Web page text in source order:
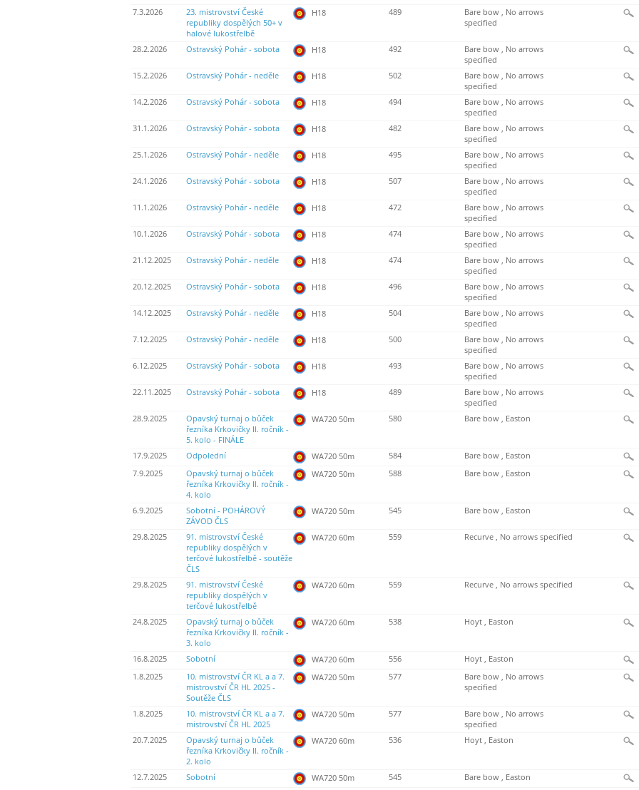
7.3.2026
23. mistrovství České
republiky dospělých 50+ v
halové lukostřelbě
H18 489
Bare bow , No arrows
specified
28.2.2026 Ostravský Pohár - sobota H18 492
Bare bow , No arrows
specified
15.2.2026
Ostravský Pohár - neděle H18 502
Bare bow , No arrows
specified
14.2.2026
Ostravský Pohár - sobota H18 494
Bare bow , No arrows
specified
31.1.2026
Ostravský Pohár - sobota H18 482
Bare bow , No arrows
specified
25.1.2026
Ostravský Pohár - neděle H18 495
Bare bow , No arrows
specified
24.1.2026
Ostravský Pohár - sobota H18 507
Bare bow , No arrows
specified
11.1.2026
Ostravský Pohár - neděle H18 472
Bare bow , No arrows
specified
10.1.2026
Ostravský Pohár - sobota H18 474
Bare bow , No arrows
specified
21.12.2025
Ostravský Pohár - neděle H18 474
Bare bow , No arrows
specified
20.12.2025
Ostravský Pohár - sobota H18 496
Bare bow , No arrows
specified
14.12.2025
Ostravský Pohár - neděle H18 504
Bare bow , No arrows
specified
7.12.2025
Ostravský Pohár - neděle H18 500
Bare bow , No arrows
specified
6.12.2025
Ostravský Pohár - sobota H18 493
Bare bow , No arrows
specified
22.11.2025
Ostravský Pohár - sobota H18 489
Bare bow , No arrows
specified
28.9.2025
Opavský turnaj o bůček
řezníka Krkovičky II. ročník -
5. kolo - FINÁLE
WA720 50m 580 Bare bow , Easton
17.9.2025 Odpolední WA720 50m 584
Bare bow , Easton
7.9.2025
Opavský turnaj o bůček
řezníka Krkovičky II. ročník -
4. kolo
WA720 50m 588 Bare bow , Easton
6.9.2025
Sobotní - POHÁROVÝ
ZÁVOD ČLS
WA720 50m 545 Bare bow , Easton
29.8.2025
91. mistrovství České
republiky dospělých v
terčové lukostřelbě - soutěže
ČLS
WA720 60m 559 Recurve , No arrows specified
29.8.2025
91. mistrovství České
republiky dospělých v
terčové lukostřelbě
WA720 60m 559 Recurve , No arrows specified
24.8.2025
Opavský turnaj o bůček
řezníka Krkovičky II. ročník -
3. kolo
WA720 60m 538 Hoyt , Easton
16.8.2025 Sobotní WA720 60m 556
Hoyt , Easton
1.8.2025
10. mistrovství ČR KL a a 7.
mistrovství ČR HL 2025 -
Soutěže ČLS
WA720 50m 577
Bare bow , No arrows
specified
1.8.2025
10. mistrovství ČR KL a a 7.
mistrovství ČR HL 2025
WA720 50m 577
Bare bow , No arrows
specified
20.7.2025
Opavský turnaj o bůček
řezníka Krkovičky II. ročník -
2. kolo
WA720 60m 536 Hoyt , Easton
12.7.2025 Sobotní WA720 50m 545 Bare bow , Easton